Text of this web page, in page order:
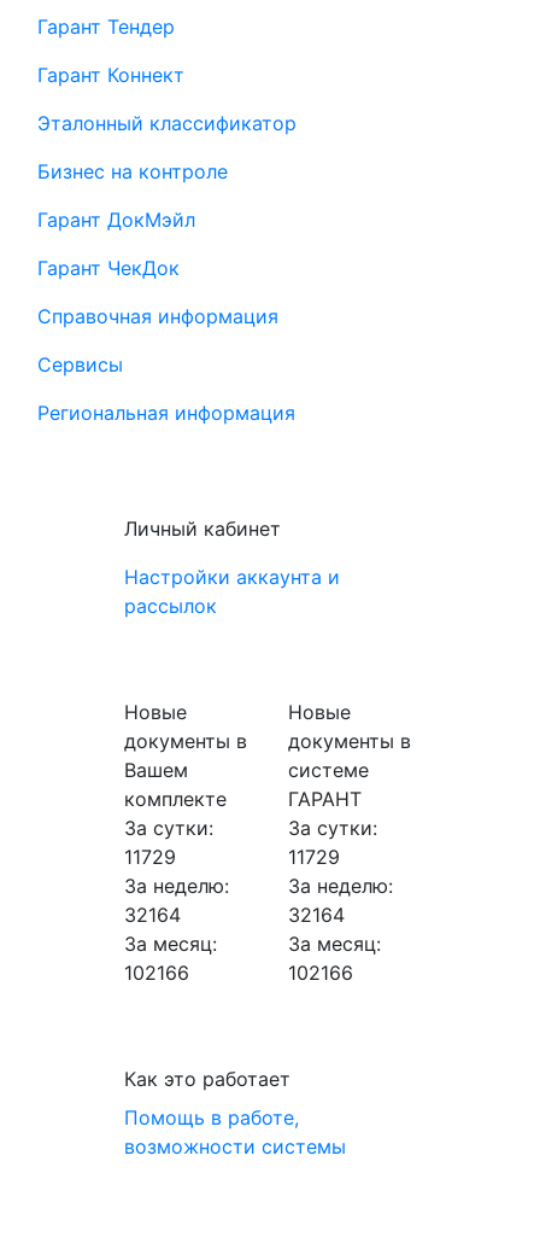
Гарант Тендер
Гарант Коннект
Эталонный классификатор
Бизнес на контроле
Гарант ДокМэйл
Гарант ЧекДок
Справочная информация
Сервисы
Региональная информация
Личный кабинет
Настройки аккаунта и
рассылок
Новые
документы в
Вашем
комплекте
За сутки:
11729
За неделю:
32164
За месяц:
102166
Новые
документы в
системе
ГАРАНТ
За сутки:
11729
За неделю:
32164
За месяц:
102166
Как это работает
Помощь в работе,
возможности системы